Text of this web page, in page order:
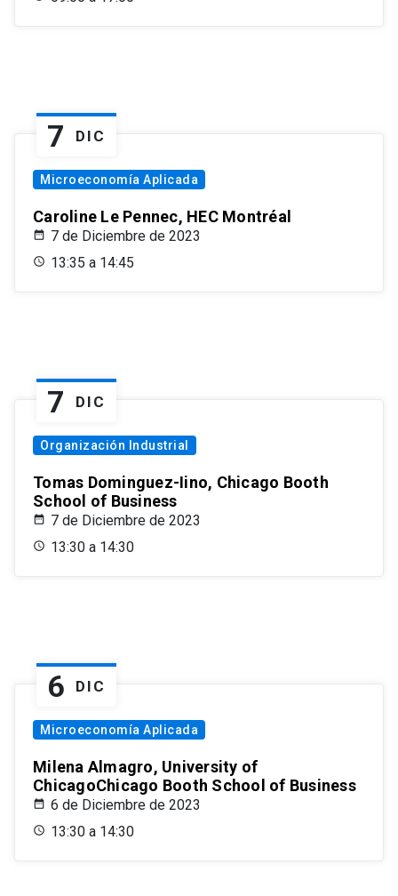
7 DIC
Microeconomía Aplicada
Caroline Le Pennec, HEC Montréal
7 de Diciembre de 2023
13:35 a 14:45
7 DIC
Organización Industrial
Tomas Dominguez-Iino, Chicago Booth
School of Business
7 de Diciembre de 2023
13:30 a 14:30
6 DIC
Microeconomía Aplicada
Milena Almagro, University of
ChicagoChicago Booth School of Business
6 de Diciembre de 2023
13:30 a 14:30